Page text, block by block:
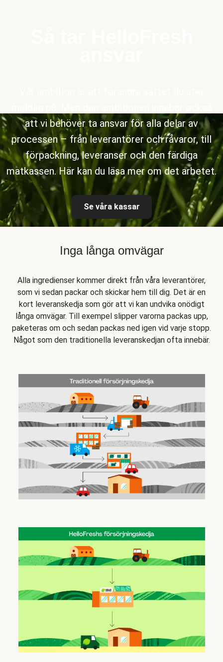
att vi behöver ta ansvar för alla delar av
processen – från leverantörer och råvaror, till
förpackning, leveranser och den färdiga
matkassen. Här kan du läsa mer om det arbetet.
Se våra kassar
Inga långa omvägar
Alla ingredienser kommer direkt från våra leverantörer,
som vi sedan packar och skickar hem till dig. Det är en
kort leveranskedja som gör att vi kan undvika onödigt
långa omvägar. Till exempel slipper varorna packas upp,
paketeras om och sedan packas ned igen vid varje stopp.
Något som den traditionella leveranskedjan ofta innebär.